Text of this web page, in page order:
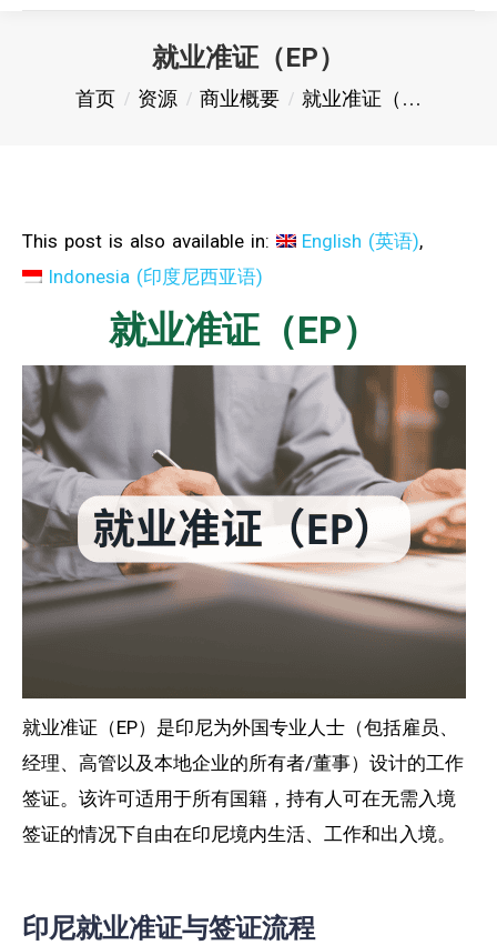
就业准证（EP）
您在这里：
首页 资源 商业概要 就业准证（…
This post is also available in: English (英语)
Indonesia (印度尼西亚语)
就业准证（EP）
就业准证（EP）是印尼为外国专业人士（包括雇员、
经理、高管以及本地企业的所有者/董事）设计的工作
签证。该许可适用于所有国籍，持有人可在无需入境
签证的情况下自由在印尼境内生活、工作和出入境。
印尼就业准证与签证流程